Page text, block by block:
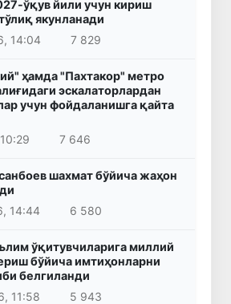
ўқув йили учун кириш
якунланади
14:04
7 829
ҳамда "Пахтакор" метро
эскалаторлардан
учун фойдаланишга қайта
7 646
шахмат бўйича жаҳон
14:44
6 580
ўқитувчиларига миллий
бўйича имтиҳонларни
белгиланди
11:58
5 943